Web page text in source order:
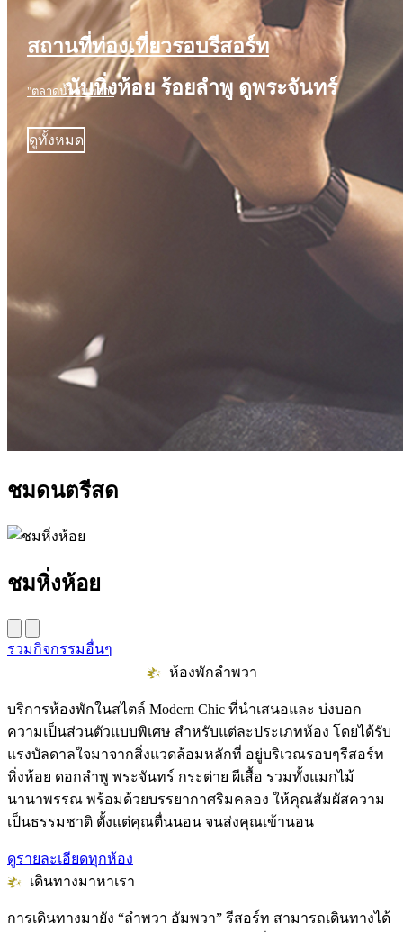
นับหิ่งห้อย ร้อยลำพู ดูพระจันทร์
ชมดนตรีสด
ชมหิ่งห้อย
รวมกิจกรรมอื่นๆ
ห้องพักลำพวา
บริการห้องพักในสไตล์ Modern Chic ที่นำเสนอและ บ่งบอก
ความเป็นส่วนตัวแบบพิเศษ สำหรับแต่ละประเภทห้อง โดยได้รับ
แรงบัลดาลใจมาจากสิ่งแวดล้อมหลักที่ อยู่บริเวณรอบๆรีสอร์ท
หิ่งห้อย ดอกลำพู พระจันทร์ กระต่าย ผีเสื้อ รวมทั้งแมกไม้
นานาพรรณ พร้อมด้วยบรรยากาศริมคลอง ให้คุณสัมผัสความ
เป็นธรรมชาติ ตั้งแต่คุณตื่นนอน จนส่งคุณเข้านอน
ดูรายละเอียดทุกห้อง
เดินทางมาหาเรา
การเดินทางมายัง “ลำพวา อัมพวา” รีสอร์ท สามารถเดินทางได้
สถานที่ท่องเที่ยวรอบรีสอร์ท
"ตลาดน้ำอัมพวา"
ดูทั้งหมด